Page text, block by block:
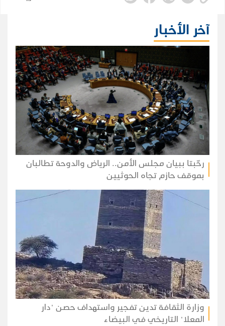
آخر الأخبار
رحّبتا ببيان مجلس الأمن.. الرياض والدوحة تطالبان
بموقف حازم تجاه الحوثيين
وزارة الثقافة تدين تفجير واستهداف حصن "دار
المعلا" التاريخي في البيضاء